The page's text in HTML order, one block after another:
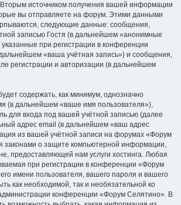
источником получения вашей информации
вы отправляете на форум. Этими данными
следующие данные: сообщения,
записью Гостя (в дальнейшем «анонимные
при регистрации в конференции
«ваша учётная запись») и сообщения,
регистрации и авторизации (в дальнейшем
содержать, как минимум, однозначно
(в дальнейшем «ваше имя пользователя»),
для входа под вашей учётной записью (далее
адрес email (в дальнейшем «ваш адрес
из вашей учётной записи на форумах «Форум
законами о защите компьютерной информации,
предоставляющей нам услуги хостинга. Любая
при регистрации в конференции «Форум
имени пользователя, вашего пароля и вашего
как необходимой, так и необязательной ко
конференции «Форум Селятино». В